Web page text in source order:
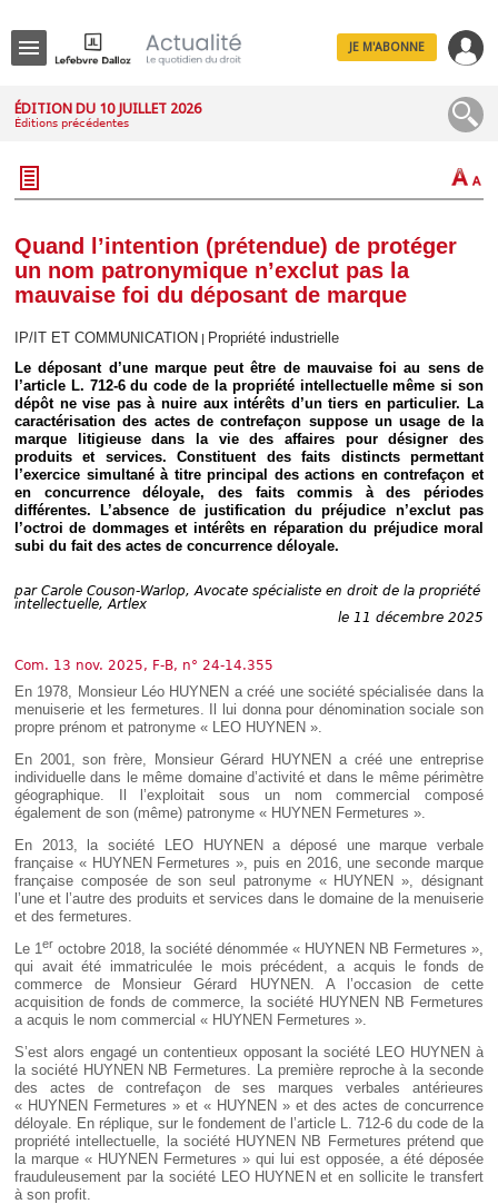
IT
JE M'ABONNE
ÉDITION DU 10 JUILLET 2026
Éditions précédentes
Quand l’intention (prétendue) de protéger
un nom patronymique n’exclut pas la
mauvaise foi du déposant de marque
IP/IT ET COMMUNICATION
Propriété industrielle
Le déposant d’une marque peut être de mauvaise foi au sens de
l’article L. 712-6 du code de la propriété intellectuelle même si son
dépôt ne vise pas à nuire aux intérêts d’un tiers en particulier. La
caractérisation des actes de contrefaçon suppose un usage de la
marque litigieuse dans la vie des affaires pour désigner des
produits et services. Constituent des faits distincts permettant
l’exercice simultané à titre principal des actions en contrefaçon et
en concurrence déloyale, des faits commis à des périodes
différentes. L’absence de justification du préjudice n’exclut pas
l’octroi de dommages et intérêts en réparation du préjudice moral
subi du fait des actes de concurrence déloyale.
par Carole Couson-Warlop, Avocate spécialiste en droit de la propriété
intellectuelle, Artlex
le 11 décembre 2025
Com. 13 nov. 2025, F-B, n° 24-14.355
En 1978, Monsieur Léo HUYNEN a créé une société spécialisée dans la
menuiserie et les fermetures. Il lui donna pour dénomination sociale son
propre prénom et patronyme « LEO HUYNEN ».
En 2001, son frère, Monsieur Gérard HUYNEN a créé une entreprise
individuelle dans le même domaine d’activité et dans le même périmètre
géographique. Il l’exploitait sous un nom commercial composé
également de son (même) patronyme « HUYNEN Fermetures ».
En 2013, la société LEO HUYNEN a déposé une marque verbale
française « HUYNEN Fermetures », puis en 2016, une seconde marque
française composée de son seul patronyme « HUYNEN », désignant
l’une et l’autre des produits et services dans le domaine de la menuiserie
et des fermetures.
Le 1 er octobre 2018, la société dénommée « HUYNEN NB Fermetures »,
qui avait été immatriculée le mois précédent, a acquis le fonds de
commerce de Monsieur Gérard HUYNEN. A l’occasion de cette
acquisition de fonds de commerce, la société HUYNEN NB Fermetures
a acquis le nom commercial « HUYNEN Fermetures ».
S’est alors engagé un contentieux opposant la société LEO HUYNEN à
la société HUYNEN NB Fermetures. La première reproche à la seconde
des actes de contrefaçon de ses marques verbales antérieures
« HUYNEN Fermetures » et « HUYNEN » et des actes de concurrence
déloyale. En réplique, sur le fondement de l’article L. 712-6 du code de la
propriété intellectuelle, la société HUYNEN NB Fermetures prétend que
la marque « HUYNEN Fermetures » qui lui est opposée, a été déposée
frauduleusement par la société LEO HUYNEN et en sollicite le transfert
à son profit.